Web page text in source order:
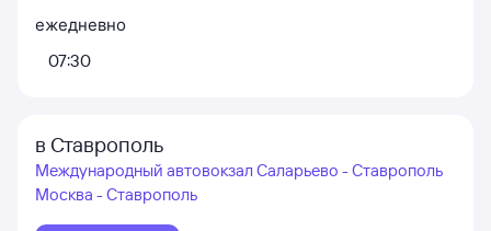
ежедневно
07:30
в Ставрополь
Международный автовокзал Саларьево - Ставрополь
Москва - Ставрополь